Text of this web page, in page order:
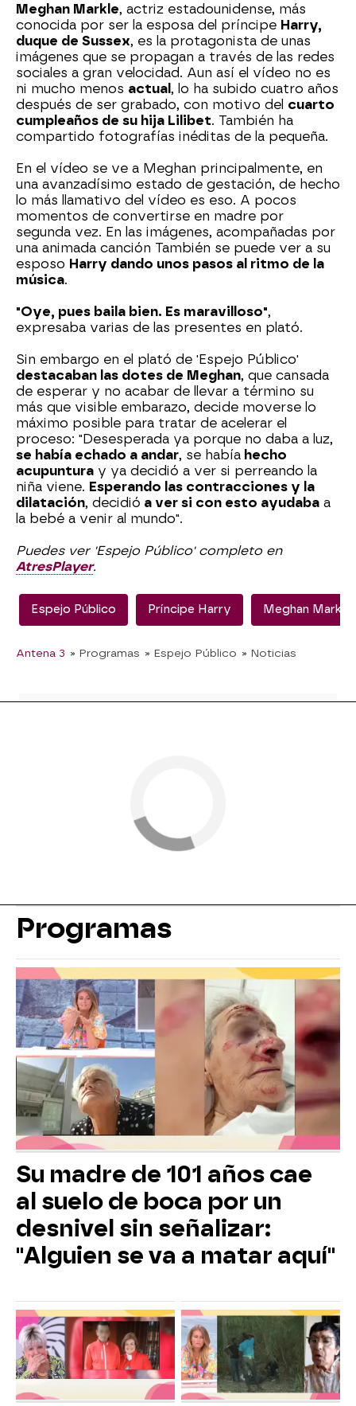
Meghan Markle, actriz estadounidense, más
conocida por ser la esposa del príncipe Harry,
duque de Sussex, es la protagonista de unas
imágenes que se propagan a través de las redes
sociales a gran velocidad. Aun así el vídeo no es
ni mucho menos actual , lo ha subido cuatro años
después de ser grabado, con motivo del cuarto
cumpleaños de su hija Lilibet. También ha
compartido fotografías inéditas de la pequeña.
En el vídeo se ve a Meghan principalmente, en
una avanzadísimo estado de gestación, de hecho
lo más llamativo del vídeo es eso. A pocos
momentos de convertirse en madre por
segunda vez. En las imágenes, acompañadas por
una animada canción También se puede ver a su
esposo Harry dando unos pasos al ritmo de la
música.
"Oye, pues baila bien. Es maravilloso",
expresaba varias de las presentes en plató.
Sin embargo en el plató de 'Espejo Público'
destacaban las dotes de Meghan, que cansada
de esperar y no acabar de llevar a término su
más que visible embarazo, decide moverse lo
máximo posible para tratar de acelerar el
proceso: "Desesperada ya porque no daba a luz,
se había echado a andar, se había hecho
acupuntura y ya decidió a ver si perreando la
niña viene. Esperando las contracciones y la
dilatación, decidió a ver si con esto ayudaba a
la bebé a venir al mundo".
Puedes ver 'Espejo Público' completo en
AtresPlayer.
Espejo Público Príncipe Harry Meghan Markle
Antena 3 » Programas » Espejo Público » Noticias
Programas
Su madre de 101 años cae
al suelo de boca por un
desnivel sin señalizar:
"Alguien se va a matar aquí"